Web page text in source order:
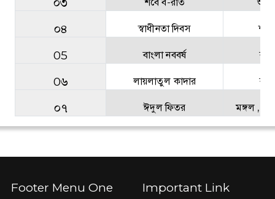
০৪ স্বাধীনতা দিবস শনি
05 বাংলা নববর্ষ বুধ
0৬ লায়লাতুল কাদার বুধ
০৭ ঈদুল ফিতর মঙ্গল , বুধ
Footer Menu One Important Link